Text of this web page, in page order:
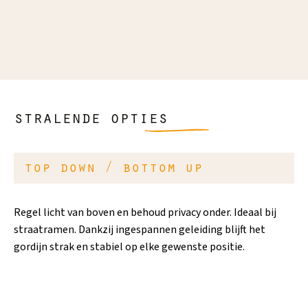
stralende opties
top down / bottom up
Regel licht van boven en behoud privacy onder. Ideaal bij
straatramen. Dankzij ingespannen geleiding blijft het
gordijn strak en stabiel op elke gewenste positie.